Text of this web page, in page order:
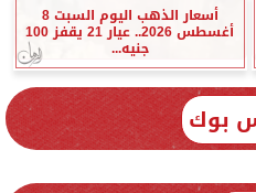
أسعار الذهب اليوم السبت 8
أغسطس 2026.. عيار 21 يقفز 100
جنيه...
بوك